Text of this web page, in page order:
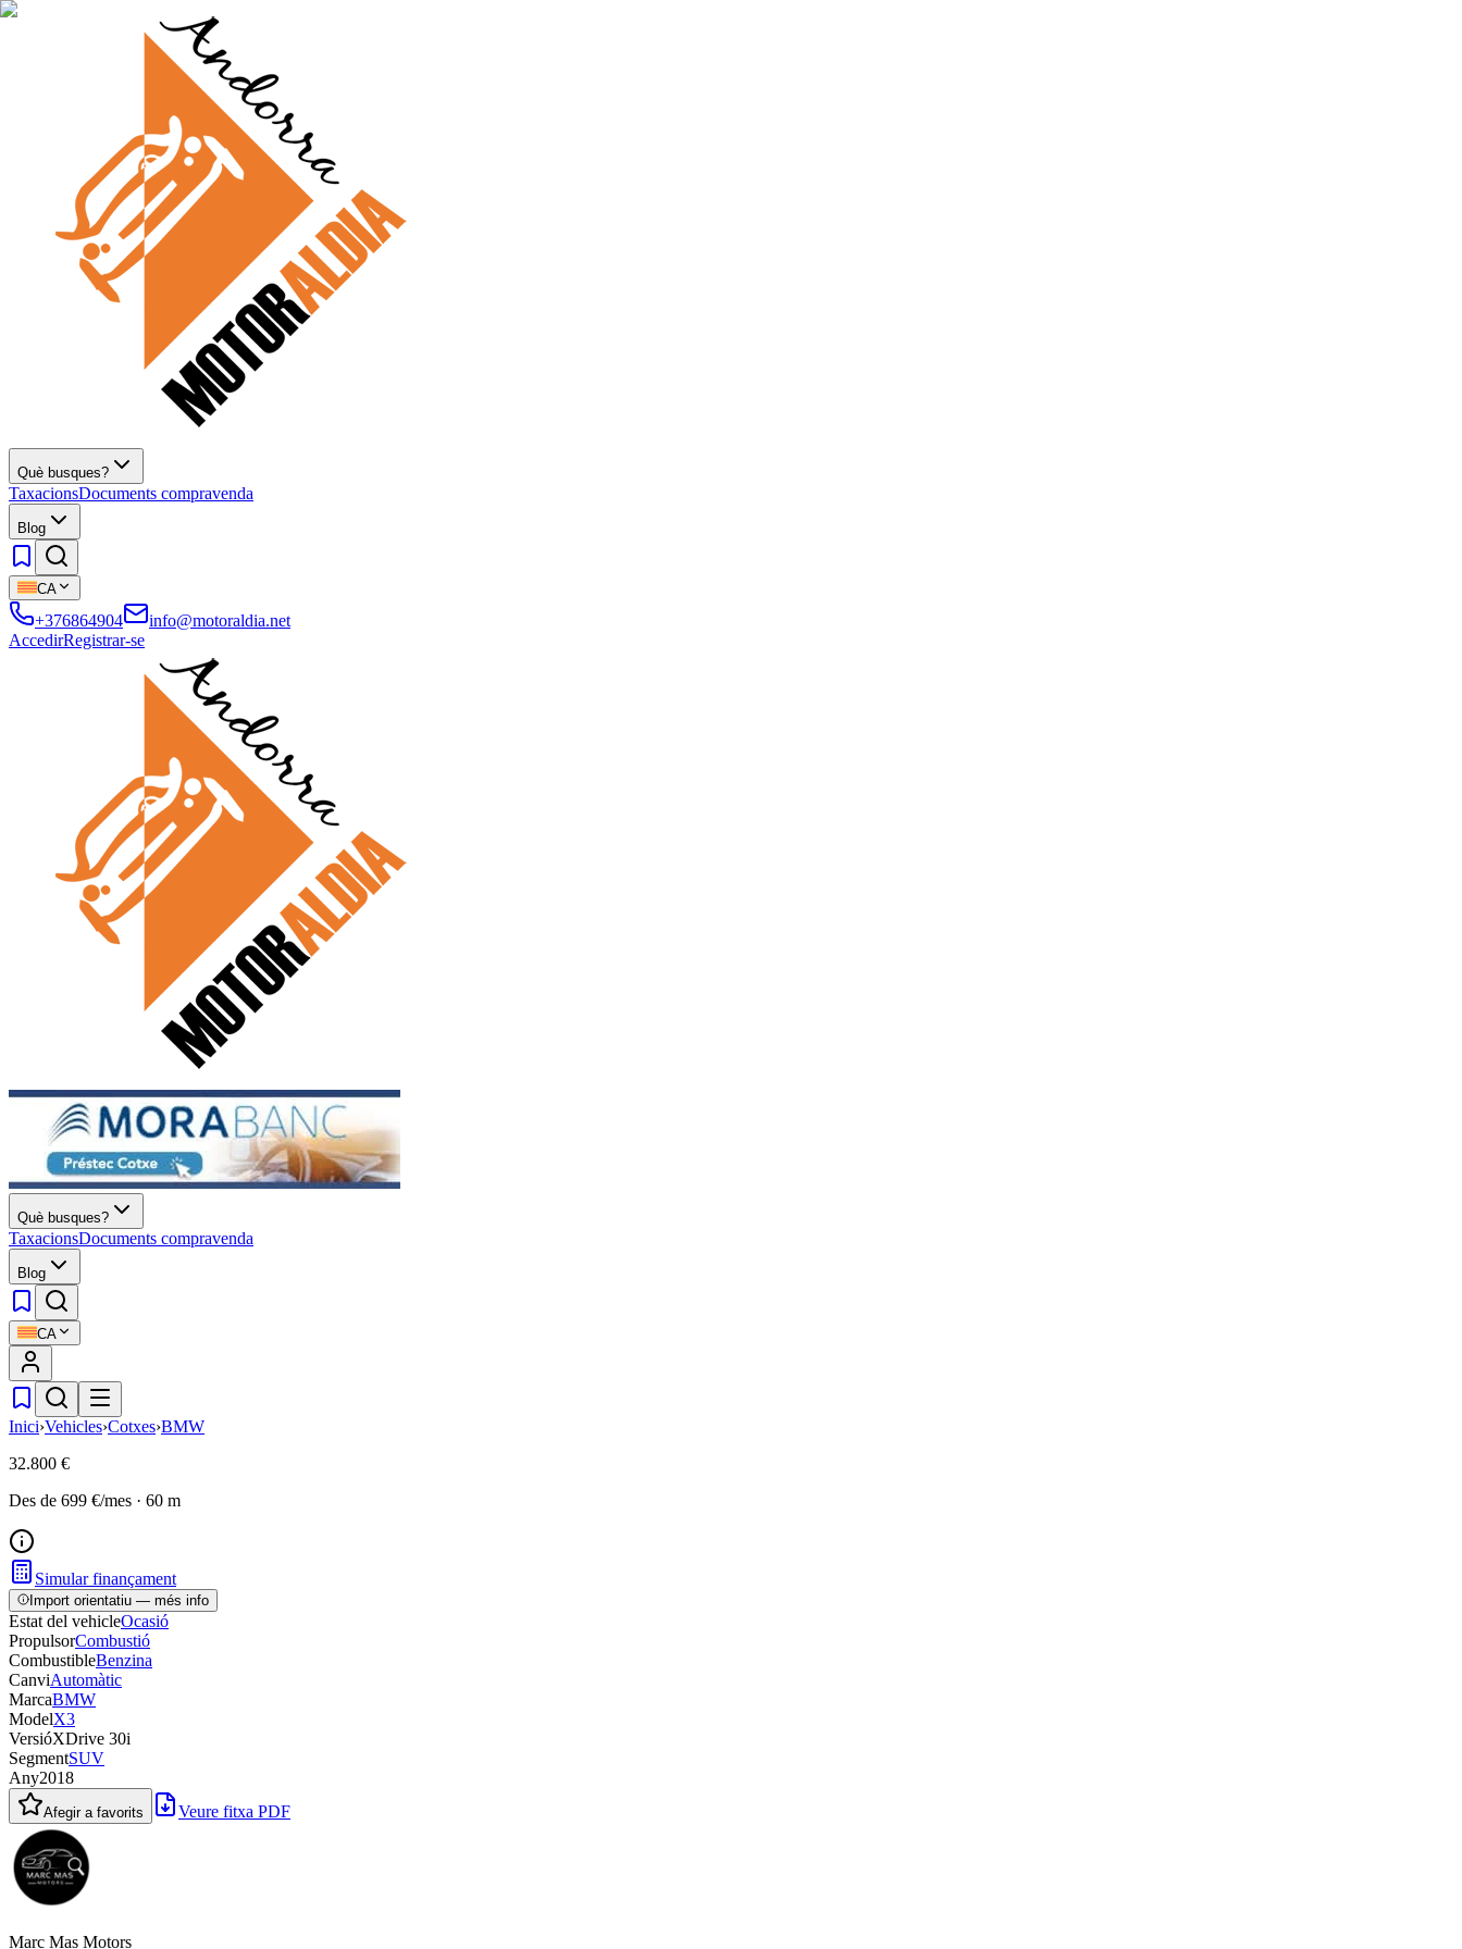
Què busques?
TaxacionsDocuments compravenda
Blog
CA
+376864904
info@motoraldia.net
AccedirRegistrar-se
Què busques?
TaxacionsDocuments compravenda
Blog
CA
Inici›Vehicles›Cotxes›BMW
32.800 €
Des de 699 €/mes · 60 m
Simular finançament
Import orientatiu — més info
Estat del vehicleOcasió
PropulsorCombustió
CombustibleBenzina
CanviAutomàtic
MarcaBMW
ModelX3
VersióXDrive 30i
SegmentSUV
Any2018
Afegir a favorits Veure fitxa PDF
Marc Mas Motors